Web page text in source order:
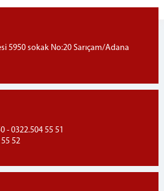
5950 sokak No:20 Sarıçam/Adana
- 0322.504 55 51
55 52